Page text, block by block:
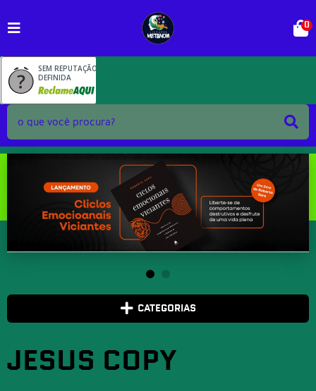
SEM REPUTAÇÃO
DEFINIDA
0
CATEGORIAS
JESUS COPY